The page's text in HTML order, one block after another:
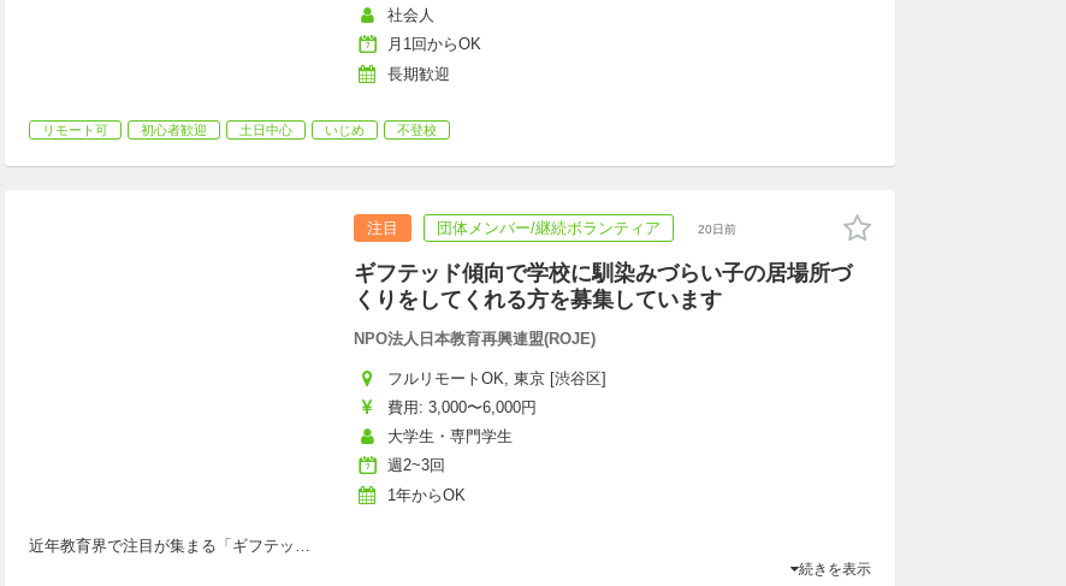
社会人
月1回からOK
長期歓迎
リモート可 初心者歓迎 土日中心 いじめ 不登校
注目 団体メンバー/継続ボランティア 20日前
ギフテッド傾向で学校に馴染みづらい子の居場所づ
くりをしてくれる方を募集しています
NPO法人日本教育再興連盟(ROJE)
フルリモートOK, 東京 [渋谷区]
費用: 3,000〜6,000円
大学生・専門学生
週2~3回
1年からOK
近年教育界で注目が集まる「ギフテッ …
続きを表示